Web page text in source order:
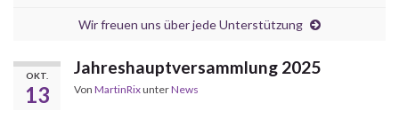
Wir freuen uns über jede Unterstützung
OKT.
13
Jahreshauptversammlung 2025
Von MartinRixunterNews